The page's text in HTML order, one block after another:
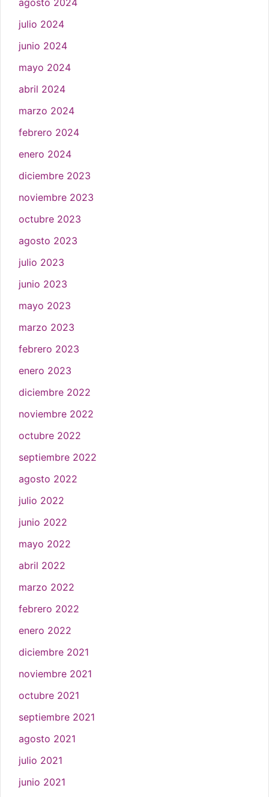
agosto 2024
julio 2024
junio 2024
mayo 2024
abril 2024
marzo 2024
febrero 2024
enero 2024
diciembre 2023
noviembre 2023
octubre 2023
agosto 2023
julio 2023
junio 2023
mayo 2023
marzo 2023
febrero 2023
enero 2023
diciembre 2022
noviembre 2022
octubre 2022
septiembre 2022
agosto 2022
julio 2022
junio 2022
mayo 2022
abril 2022
marzo 2022
febrero 2022
enero 2022
diciembre 2021
noviembre 2021
octubre 2021
septiembre 2021
agosto 2021
julio 2021
junio 2021